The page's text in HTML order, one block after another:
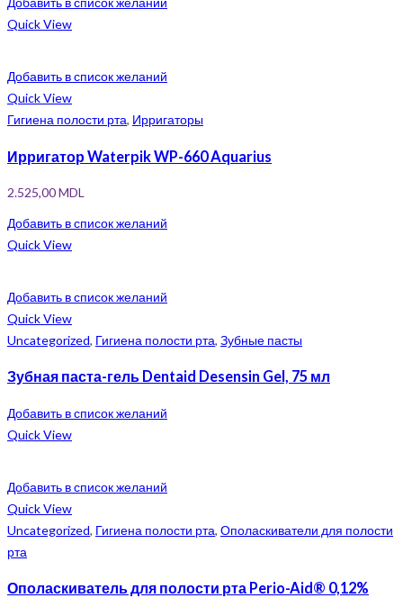
Quick View
Добавить в список желаний
Quick View
Гигиена полости рта, Ирригаторы
Ирригатор Waterpik WP-660 Aquarius
2.525,00MDL
Добавить в список желаний
Quick View
Добавить в список желаний
Quick View
Uncategorized, Гигиена полости рта, Зубные пасты
Зубная паста-гель Dentaid Desensin Gel, 75 мл
Добавить в список желаний
Quick View
Добавить в список желаний
Quick View
Uncategorized, Гигиена полости рта, Ополаскиватели для полости
рта
Ополаскиватель для полости рта Perio-Aid® 0,12%